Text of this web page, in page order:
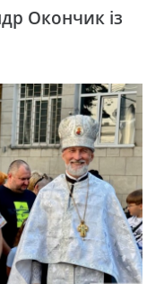
Окончик із